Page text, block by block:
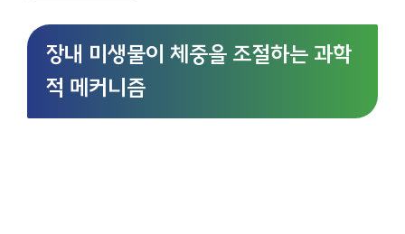
장내 미생물이 체중을 조절하는 과학
적 메커니즘